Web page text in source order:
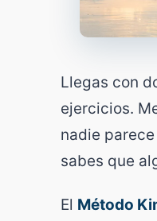
Llegas con
ejercicios.
nadie
sabes que
El Método